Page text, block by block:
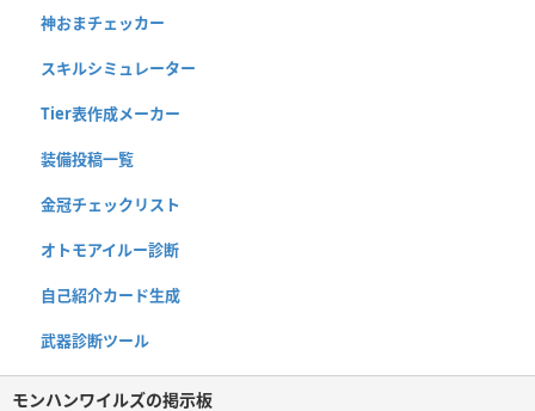
神おまチェッカー
スキルシミュレーター
Tier表作成メーカー
装備投稿一覧
金冠チェックリスト
オトモアイルー診断
自己紹介カード生成
武器診断ツール
モンハンワイルズの掲示板